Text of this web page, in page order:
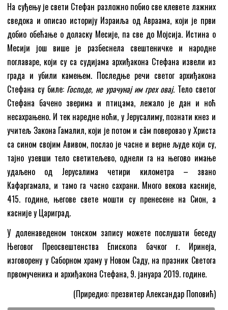
На суђењу је свети Стефан разложно побио све клевете лажних
сведока и описао историју Израиља од Авраама, који је први
добио обећање о доласку Месије, па све до Мојсија. Истина о
Месији још више је разбеснела свештеничке и народне
поглаваре, који су са судијама архиђакона Стефана извели из
града и убили камењем. Последње речи светог архиђакона
Стефана су биле: Господе, не урачунај им грех овај. Тело светог
Стефана бачено зверима и птицама, лежало је дан и ноћ
несахрањено. И тек наредне ноћи, у Јерусалиму, познати кнез и
учитељ Закона Гамалил, који је потом и сâм поверовао у Христа
са сином својим Авивом, послао је часне и верне људе који су,
тајно узевши тело светитељево, однели га на његово имање
удаљено од Јерусалима четири километра – звано
Кафаргамала, и тамо га часно сахрани. Много векова касније,
415. године, његове свете мошти су пренесене на Сион, а
касније у Цариград.
У доленаведеном тонском запису можете послушати беседу
Његовог Преосвештенства Епископа бачког г. Иринеја,
изговорену у Саборном храму у Новом Саду, на празник Светога
првомученика и архиђакона Стефана, 9. јануара 2019. године.
(Приредио: презвитер Александар Поповић)